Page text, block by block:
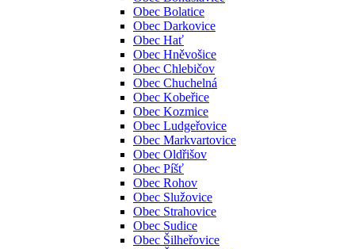
Obec Bolatice
Obec Darkovice
Obec Hať
Obec Hněvošice
Obec Chlebičov
Obec Chuchelná
Obec Kobeřice
Obec Kozmice
Obec Ludgeřovice
Obec Markvartovice
Obec Oldřišov
Obec Píšť
Obec Rohov
Obec Služovice
Obec Strahovice
Obec Sudice
Obec Šilheřovice